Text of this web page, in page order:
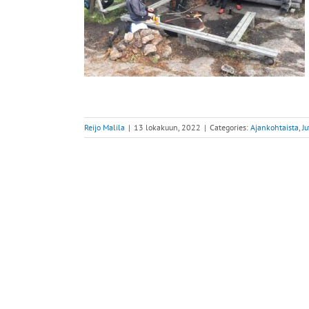
Reijo Malila | 13 lokakuun, 2022 | Categories: Ajankohtaista,